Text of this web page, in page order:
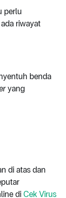
perlu
riwayat
benda
yang
di atas dan
di Cek Virus